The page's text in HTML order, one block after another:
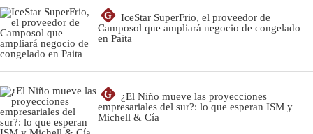
G
IceStar SuperFrio, el proveedor de
Camposol que ampliará negocio de congelado
en Paita
G
¿El Niño mueve las proyecciones
empresariales del sur?: lo que esperan ISM y
Michell & Cía